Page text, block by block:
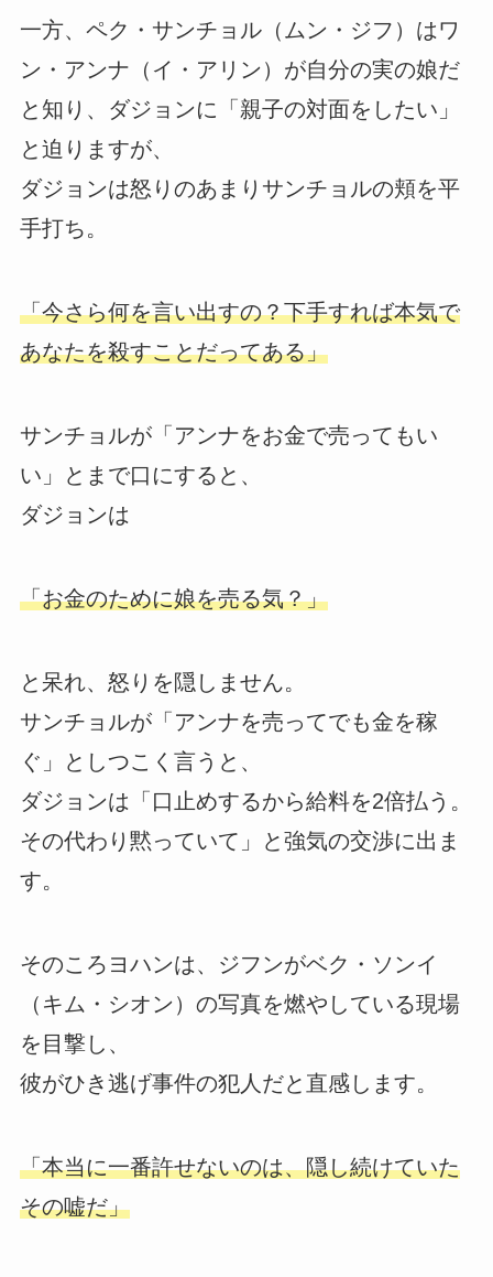
一方、ペク・サンチョル（ムン・ジフ）はワ
ン・アンナ（イ・アリン）が自分の実の娘だ
と知り、ダジョンに「親子の対面をしたい」
と迫りますが、
ダジョンは怒りのあまりサンチョルの頬を平
手打ち。
「今さら何を言い出すの？下手すれば本気で
あなたを殺すことだってある」
サンチョルが「アンナをお金で売ってもい
い」とまで口にすると、
ダジョンは
「お金のために娘を売る気？」
と呆れ、怒りを隠しません。
サンチョルが「アンナを売ってでも金を稼
ぐ」としつこく言うと、
ダジョンは「口止めするから給料を2倍払う。
その代わり黙っていて」と強気の交渉に出ま
す。
そのころヨハンは、ジフンがベク・ソンイ
（キム・シオン）の写真を燃やしている現場
を目撃し、
彼がひき逃げ事件の犯人だと直感します。
「本当に一番許せないのは、隠し続けていた
その嘘だ」